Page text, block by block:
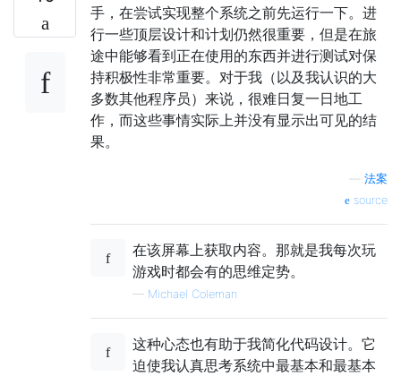
手，在尝试实现整个系统之前先运行一下。进
行一些顶层设计和计划仍然很重要，但是在旅
途中能够看到正在使用的东西并进行测试对保
持积极性非常重要。对于我（以及我认识的大
多数其他程序员）来说，很难日复一日地工
作，而这些事情实际上并没有显示出可见的结
果。
法案
source
在该屏幕上获取内容。那就是我每次玩
游戏时都会有的思维定势。
— Michael Coleman
这种心态也有助于我简化代码设计。它
迫使我认真思考系统中最基本和最基本